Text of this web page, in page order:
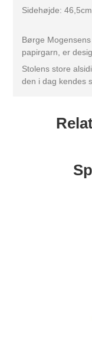
Sidehøjde: 46,5cm
Børge
papirgarn, er
Stolens store
den i dag kendes